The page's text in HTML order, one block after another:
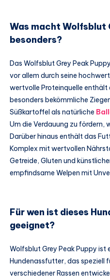
Was macht Wolfsblut
besonders?
Das Wolfsblut Grey Peak
vor allem durch seine
wertvolle Proteinquelle enthält
besonders bekömmliche
Süßkartoffel als natürliche
Um die Verdauung zu fördern,
Darüber hinaus enthält das
Komplex mit wertvollen
Getreide, Gluten und
empfindsame Welpen mit
Für wen ist dieses
geeignet?
Wolfsblut Grey Peak Puppy ist
Hundenassfutter, das speziell
verschiedener Rassen